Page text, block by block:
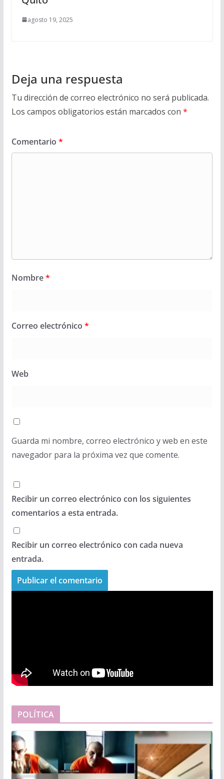
agosto 19, 2025
Deja una respuesta
Tu dirección de correo electrónico no será publicada.
Los campos obligatorios están marcados con *
Comentario *
Nombre*
Correo electrónico *
Web
Guarda mi nombre, correo electrónico y web en este
navegador para la próxima vez que comente.
Recibir un correo electrónico con los siguientes
comentarios a esta entrada.
Recibir un correo electrónico con cada nueva
entrada.
POLÍTICA